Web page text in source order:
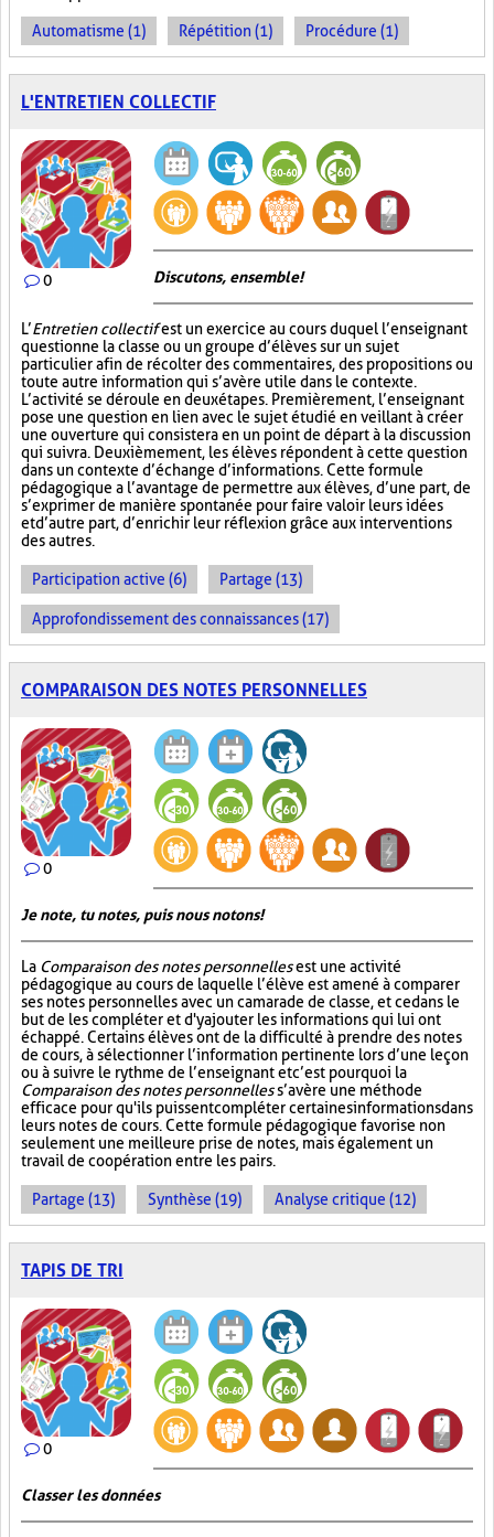
Automatisme (1) Répétition (1) Procédure (1)
L'ENTRETIEN COLLECTIF
0 Discutons, ensemble!
L’Entretien collectifest un exercice au cours duquel l’enseignant
questionne la classe ou un groupe d’élèves sur un sujet
particulier afin de récolter des commentaires, des propositions ou
toute autre information qui s’avère utile dans le contexte.
L’activité se déroule en deux étapes. Premièrement, l’enseignant
pose une question en lien avec le sujet étudié en veillant à créer
une ouverture qui consistera en un point de départ à la discussion
qui suivra. Deuxièmement, les élèves répondent à cette question
dans un contexte d’échange d’informations. Cette formule
pédagogique a l’avantage de permettre aux élèves, d’une part, de
s’exprimer de manière spontanée pour faire valoir leurs idées
et d’autre part, d’enrichir leur réflexion grâce aux interventions
des autres.
Participation active (6) Partage (13)
Approfondissement des connaissances (17)
COMPARAISON DES NOTES PERSONNELLES
0
Je note, tu notes, puis nous notons!
La Comparaison des notes personnellesest une activité
pédagogique au cours de laquelle l’élève est amené à comparer
ses notes personnelles avec un camarade de classe, et ce dans le
but de les compléter et d'y ajouter les informations qui lui ont
échappé. Certains élèves ont de la difficulté à prendre des notes
de cours, à sélectionner l’information pertinente lors d’une leçon
ou à suivre le rythme de l’enseignant et c’est pourquoi la
Comparaison des notes personnelless’avère une méthode
efficace pour qu'ils puissent compléter certaines informations dans
leurs notes de cours. Cette formule pédagogique favorise non
seulement une meilleure prise de notes, mais également un
travail de coopération entre les pairs.
Partage (13) Synthèse (19) Analyse critique (12)
TAPIS DE TRI
0
Classer les données